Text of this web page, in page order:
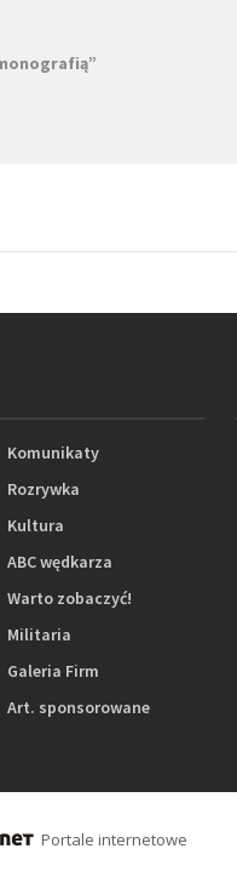
Komunikaty
Rozrywka
Kultura
ABC wędkarza
Warto zobaczyć!
Militaria
Galeria Firm
Art. sponsorowane
Portale internetowe